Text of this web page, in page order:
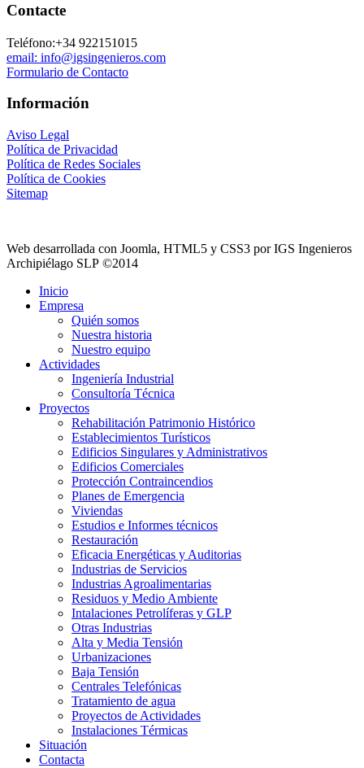
Contacte
Teléfono:+34 922151015
email: info@igsingenieros.com
Formulario de Contacto
Información
Aviso Legal
Política de Privacidad
Política de Redes Sociales
Política de Cookies
Sitemap
Web desarrollada con Joomla, HTML5 y CSS3 por IGS Ingenieros
Archipiélago SLP ©2014
Inicio
Empresa
Quién somos
Nuestra historia
Nuestro equipo
Actividades
Ingeniería Industrial
Consultoría Técnica
Proyectos
Rehabilitación Patrimonio Histórico
Establecimientos Turísticos
Edificios Singulares y Administrativos
Edificios Comerciales
Protección Contraincendios
Planes de Emergencia
Viviendas
Estudios e Informes técnicos
Restauración
Eficacia Energéticas y Auditorias
Industrias de Servicios
Industrias Agroalimentarias
Residuos y Medio Ambiente
Intalaciones Petrolíferas y GLP
Otras Industrias
Alta y Media Tensión
Urbanizaciones
Baja Tensión
Centrales Telefónicas
Tratamiento de agua
Proyectos de Actividades
Instalaciones Térmicas
Situación
Contacta